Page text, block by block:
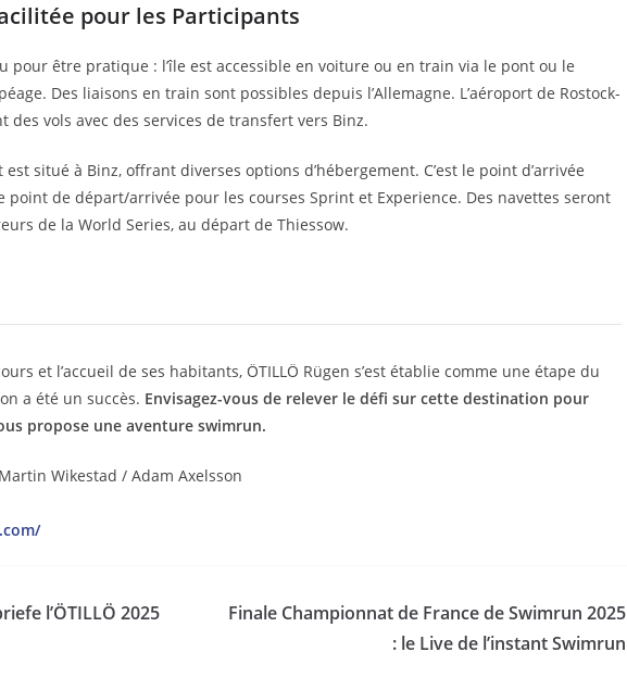
pour les Participants
pour être pratique : l’île est accessible en voiture ou en train via le pont ou le
Des liaisons en train sont possibles depuis l’Allemagne. L’aéroport de Rostock-
des vols avec des services de transfert vers Binz.
est situé à Binz, offrant diverses options d’hébergement. C’est le point d’arrivée
point de départ/arrivée pour les courses Sprint et Experience. Des navettes seront
de la World Series, au départ de Thiessow.
et l’accueil de ses habitants, ÖTILLÖ Rügen s’est établie comme une étape du
a été un succès. Envisagez-vous de relever le défi sur cette destination pour
propose une aventure swimrun.
Wikestad / Adam Axelsson
l’ÖTILLÖ 2025
Finale Championnat de France de Swimrun 2025
: le Live de l’instant Swimrun